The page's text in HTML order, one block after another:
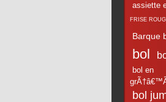
assiette
FRISE
Barque
bol
bol en
bol